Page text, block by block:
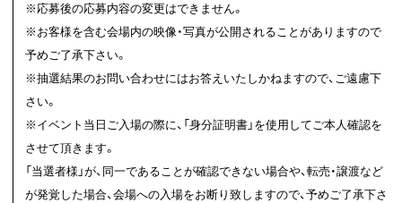
※応募後の応募内容の変更はできません。
※お客様を含む会場内の映像・写真が公開されることがありますので
予めご了承下さい。
※抽選結果のお問い合わせにはお答えいたしかねますので、ご遠慮下
さい。
※イベント当日ご入場の際に、「身分証明書」を使用してご本人確認を
させて頂きます。
「当選者様」が、同一であることが確認できない場合や、転売・譲渡など
が発覚した場合、会場への入場をお断り致しますので、予めご了承下さ